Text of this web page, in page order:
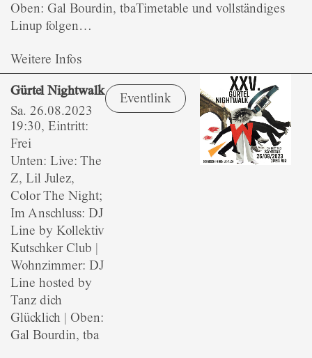
Oben: Gal Bourdin, tbaTimetable und vollständiges
Linup folgen…
Weitere Infos
Gürtel Nightwalk
Sa. 26.08.2023
19:30, Eintritt:
Frei
Unten: Live: The
Z, Lil Julez,
Color The Night;
Im Anschluss: DJ
Line by Kollektiv
Kutschker Club |
Wohnzimmer: DJ
Line hosted by
Tanz dich
Glücklich | Oben:
Gal Bourdin, tba
Eventlink